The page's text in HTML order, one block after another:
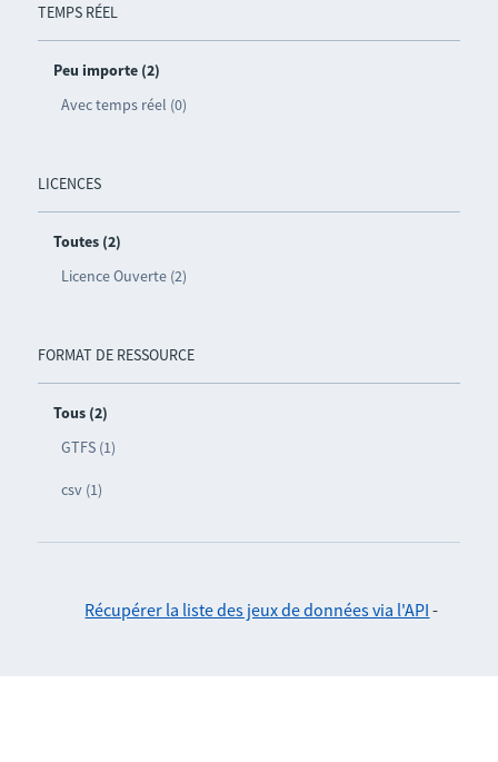
TEMPS RÉEL
Peu importe (2)
Avec temps réel (0)
LICENCES
Toutes (2)
Licence Ouverte (2)
FORMAT DE RESSOURCE
Tous (2)
GTFS (1)
csv (1)
Récupérer la liste des jeux de données via l'API -